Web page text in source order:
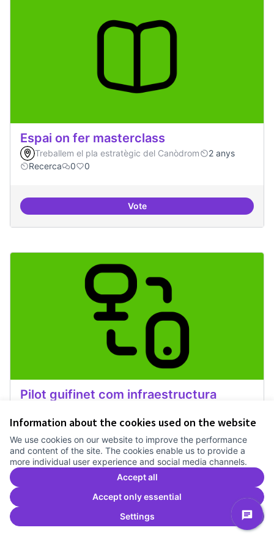
Information about the cookies used on the website
We use cookies on our website to improve the performance
and content of the site. The cookies enable us to provide a
more individual user experience and social media channels.
Accept all
Accept only essential
Settings
Espai on fer masterclass
Treballem el pla estratègic del Canòdrom
2 anys
Recerca
0 0
VoteEspai on fer masterclass
Pilot guifinet com infraestructura
Recerca
0 0
VotePilot guifinet com